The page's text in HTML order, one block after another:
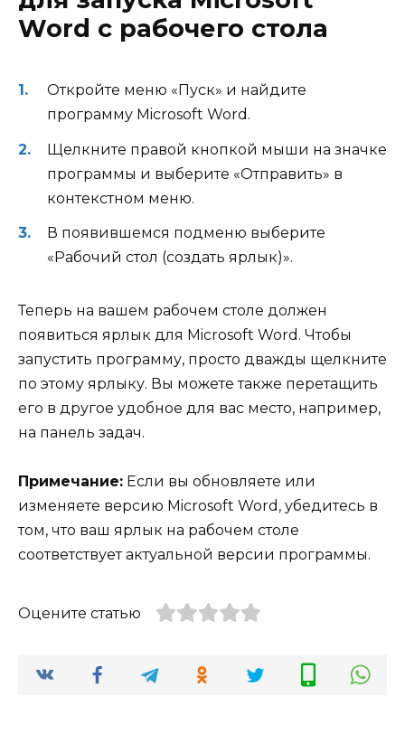
Word с рабочего стола
Откройте меню «Пуск» и найдите
программу Microsoft Word.
Щелкните правой кнопкой мыши на значке
программы и выберите «Отправить» в
контекстном меню.
В появившемся подменю выберите
«Рабочий стол (создать ярлык)».
Теперь на вашем рабочем столе должен
появиться ярлык для Microsoft Word. Чтобы
запустить программу, просто дважды щелкните
по этому ярлыку. Вы можете также перетащить
его в другое удобное для вас место, например,
на панель задач.
Примечание: Если вы обновляете или
изменяете версию Microsoft Word, убедитесь в
том, что ваш ярлык на рабочем столе
соответствует актуальной версии программы.
Оцените статью